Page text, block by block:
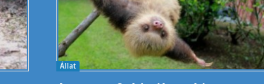
Állat